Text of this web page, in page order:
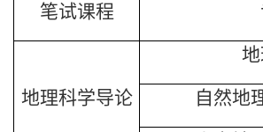
笔试课程
地理科学导论 自然地